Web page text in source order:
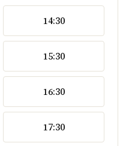
14:30
15:30
16:30
17:30